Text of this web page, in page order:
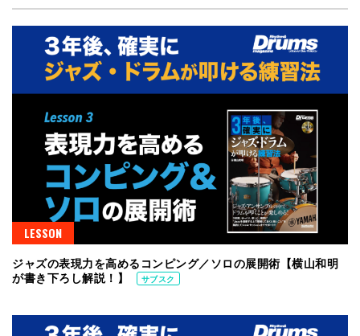
LESSON
ジャズの表現力を高めるコンピング／ソロの展開術【横山和明
が書き下ろし解説！】
サブスク